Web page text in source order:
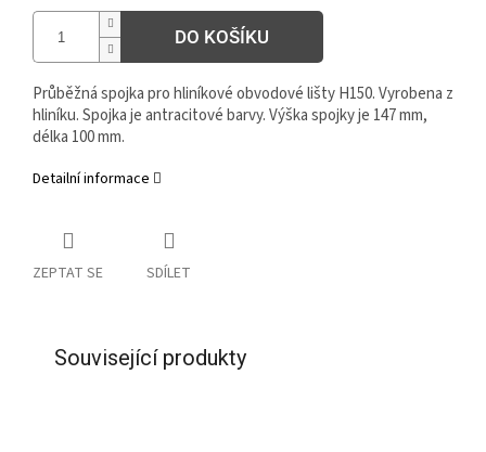
DO KOŠÍKU
Průběžná spojka pro hliníkové obvodové lišty H150. Vyrobena z
hliníku. Spojka je antracitové barvy. Výška spojky je 147 mm,
délka 100 mm.
Detailní informace
ZEPTAT SE SDÍLET
Související produkty